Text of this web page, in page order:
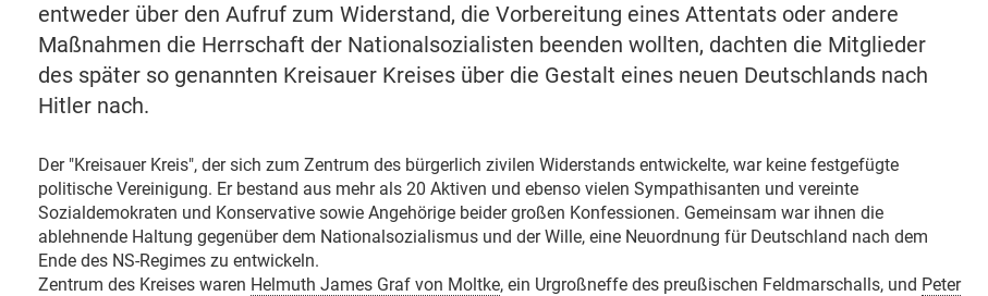
entweder über den Aufruf zum Widerstand, die Vorbereitung eines Attentats oder andere
Maßnahmen die Herrschaft der Nationalsozialisten beenden wollten, dachten die Mitglieder
des später so genannten Kreisauer Kreises über die Gestalt eines neuen Deutschlands nach
Hitler nach.
Der "Kreisauer Kreis", der sich zum Zentrum des bürgerlich zivilen Widerstands entwickelte, war keine festgefügte
politische Vereinigung. Er bestand aus mehr als 20 Aktiven und ebenso vielen Sympathisanten und vereinte
Sozialdemokraten und Konservative sowie Angehörige beider großen Konfessionen. Gemeinsam war ihnen die
ablehnende Haltung gegenüber dem Nationalsozialismus und der Wille, eine Neuordnung für Deutschland nach dem
Ende des NS-Regimes zu entwickeln.
Zentrum des Kreises waren Helmuth James Graf von Moltke, ein Urgroßneffe des preußischen Feldmarschalls, und Peter